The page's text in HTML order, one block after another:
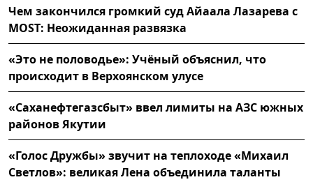
Чем закончился громкий суд Айаала Лазарева с
MOST: Неожиданная развязка
«Это не половодье»: Учёный объяснил, что
происходит в Верхоянском улусе
«Саханефтегазсбыт» ввел лимиты на АЗС южных
районов Якутии
«Голос Дружбы» звучит на теплоходе «Михаил
Светлов»: великая Лена объединила таланты